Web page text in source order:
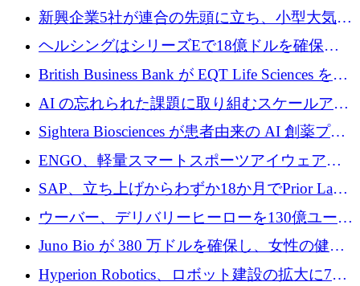
5,000万ドルの資金調達で支援
新興企業5社が連合の先頭に立ち、小型大気質
センサーをEUのクリーンエア政策の中心に据
ヘルシングはシリーズEで18億ドルを確保、
ウーバーはデリバリー・ヒーローを130億ユー
ロの契約で買収、レボルトは2027年に米国の
銀行を立ち上げる
British Business Bank が EQT Life Sciences を
2,500 万ユーロのコミットメントで支援
AI の忘れられた課題に取り組むスケールアッ
プを実現: カメラロール
Sightera Biosciences が患者由来の AI 創薬プラ
ットフォームを拡大するために 300 万ユーロ
のプレシードをクローズ
ENGO、軽量スマートスポーツアイウェアの
進歩のために510万ユーロを調達
SAP、立ち上げからわずか18か月でPrior Labs
を10億ユーロ以上の契約で買収
ウーバー、デリバリーヒーローを130億ユーロ
の契約で買収、99か国にまたがるプラットフ
Juno Bio が 380 万ドルを確保し、女性の健康
専用の初のシーケンスラボを開設
Hyperion Robotics、ロボット建設の拡大に740